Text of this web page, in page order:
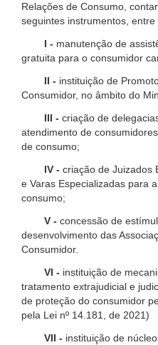
Relações de Consumo,
seguintes instrumentos, entre
I - manutenção de
gratuita para o consumidor
II - instituição de
Consumidor, no âmbito do
III - criação de
atendimento de
de consumo;
IV - criação de Juizados
e Varas Especializadas para
consumo;
V - concessão de
desenvolvimento das
Consumidor.
VI - instituição de
tratamento extrajudicial e
de proteção do
pela Lei nº 14.181, de 2021)
VII - instituição de